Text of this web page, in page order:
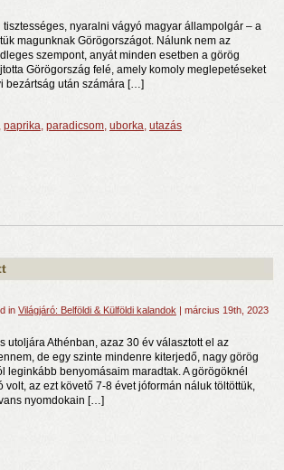
nyaralni vágyó magyar állampolgár – a
magunknak Görögországot. Nálunk nem az
szempont, anyát minden esetben a görög
Görögország felé, amely komoly meglepetéseket
bezártság után számára […]
, paprika, paradicsom, uborka, utazás
in Világjáró: Belföldi & Külföldi kalandok | március 19th, 2023
utoljára Athénban, azaz 30 év választott el az
de egy szinte mindenre kiterjedő, nagy görög
leginkább benyomásaim maradtak. A görögöknél
az ezt követő 7-8 évet jóformán náluk töltöttük,
nyomdokain […]